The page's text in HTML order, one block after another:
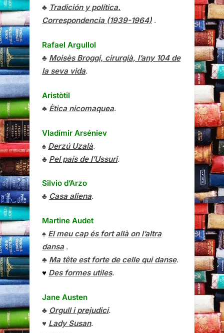
♣ Tradición y política.
Correspondencia (1939-1964) .
Rafael Argullol
♣ Moisès Broggi, cirurgià, l’any 104 de
la seva vida.
Aristòtil
♣ Ètica nicomaquea.
Vladímir Arséniev
♠ Derzú Uzalà.
♣ Pel país de l’Ussuri.
Silvio d’Arzo
♣ Casa aliena.
Martine Audet
♠ El meu cap és fort allà on l’altra
dansa.
♣ Ma tête est forte de celle qui danse.
♥ Des formes utiles.
Jane Austen
♣ Orgull i prejudici.
♥ Lady Susan.